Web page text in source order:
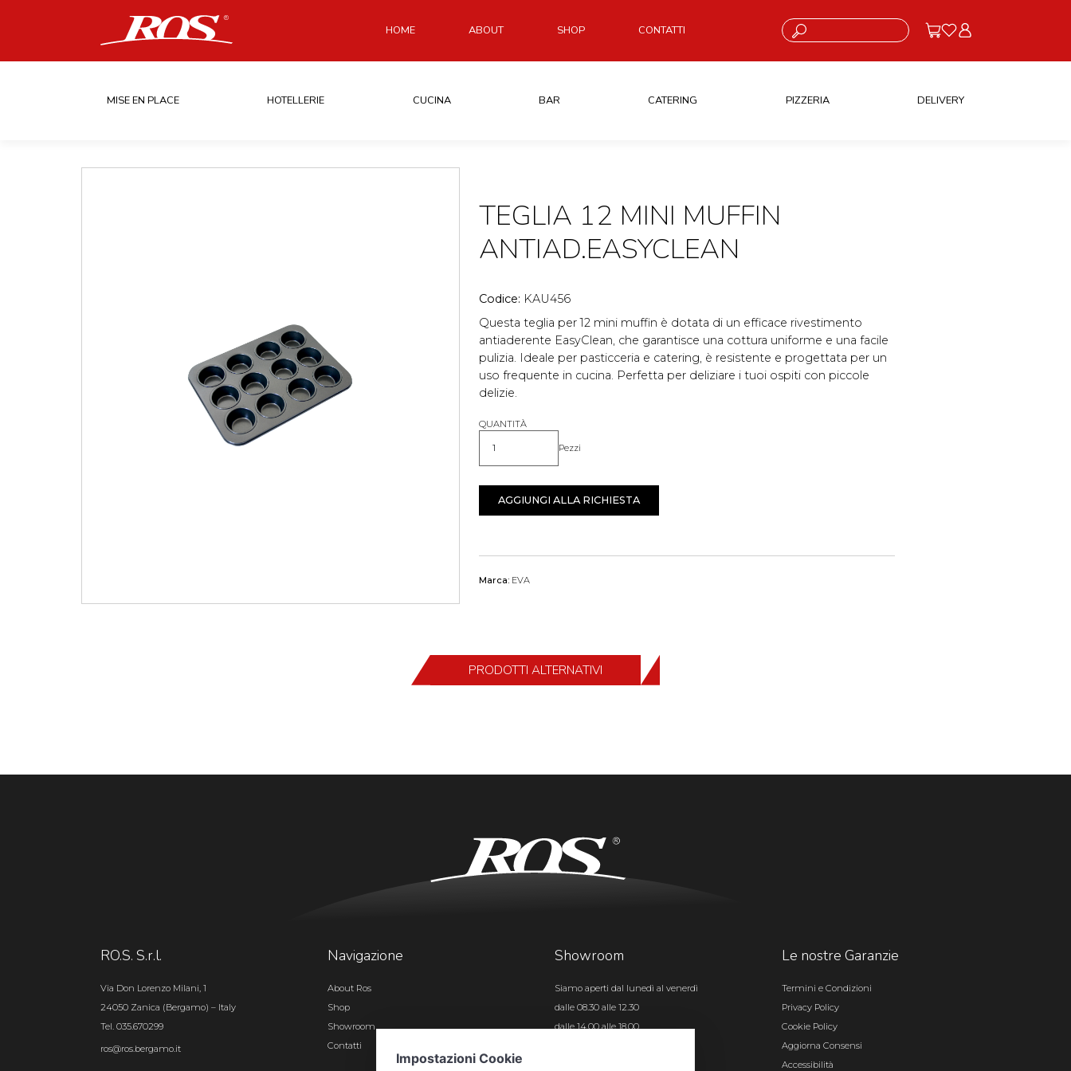
HOME ABOUT SHOP CONTATTI Cosa stai cercando?
MISE EN PLACE HOTELLERIE CUCINA BAR CATERING PIZZERIA DELIVERY
TEGLIA 12 MINI MUFFIN
ANTIAD.EASYCLEAN
Codice: KAU456
Questa teglia per 12 mini muffin è dotata di un efficace rivestimento
antiaderente EasyClean, che garantisce una cottura uniforme e una facile
pulizia. Ideale per pasticceria e catering, è resistente e progettata per un
uso frequente in cucina. Perfetta per deliziare i tuoi ospiti con piccole
delizie.
QUANTITÀ
Quantità Pezzi
AGGIUNGI ALLA RICHIESTA
Marca: EVA
PRODOTTI ALTERNATIVI
RO.S. S.r.l.
Via Don Lorenzo Milani, 1
24050 Zanica (Bergamo) – Italy
Tel. 035.670299
ros@ros.bergamo.it
Navigazione
About Ros
Shop
Showroom
Contatti
Showroom
Siamo aperti dal lunedì al venerdì
dalle 08.30 alle 12.30
dalle 14.00 alle 18.00
Le nostre Garanzie
Termini e Condizioni
Privacy Policy
Cookie Policy
Aggiorna Consensi
Accessibilità